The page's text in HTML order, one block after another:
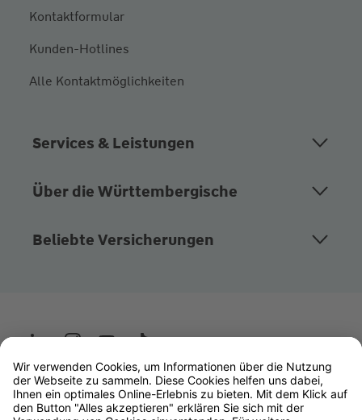
Kontaktformular
Kunden-Hotlines
Alle Kontaktmöglichkeiten
Services & Leistungen
Über die Württembergische
Beliebte Versicherungen
Wüstenrot
W&W Gruppe